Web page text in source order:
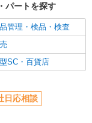
得実績あり
族・役職・インセン
パートを探す
管理・検品・検査
SC・百貨店
日応相談